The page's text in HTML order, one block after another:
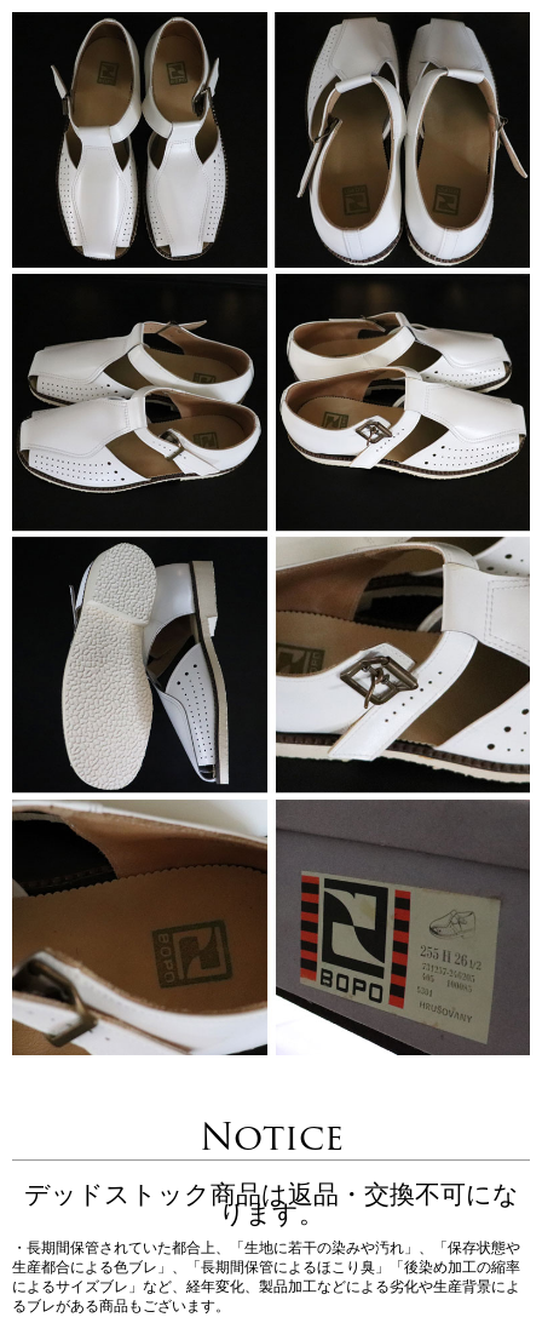
Notice
デッドストック商品は返品・交換不可にな
ります。
・長期間保管されていた都合上、「生地に若干の染みや汚れ」、「保存状態や
生産都合による色ブレ」、「長期間保管によるほこり臭」「後染め加工の縮率
によるサイズブレ」など、経年変化、製品加工などによる劣化や生産背景によ
るブレがある商品もございます。